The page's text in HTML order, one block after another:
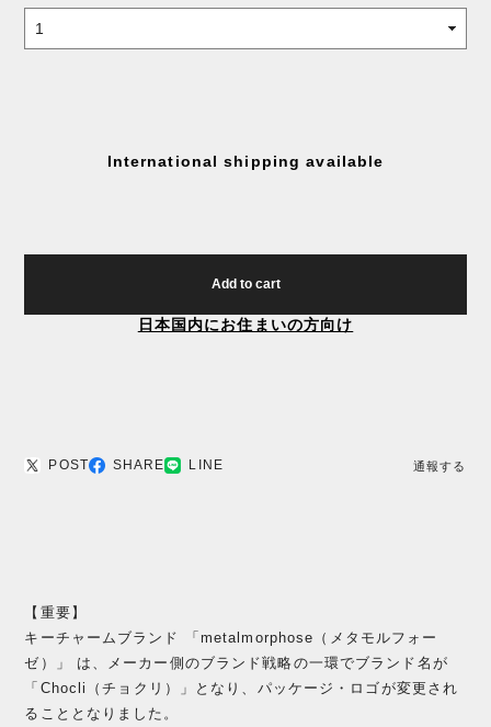
International shipping available
Add to cart
日本国内にお住まいの方向け
POST SHARE LINE 通報する
【重要】
キーチャームブランド 「metalmorphose（メタモルフォー
ゼ）」 は、メーカー側のブランド戦略の一環でブランド名が
「Chocli（チョクリ）」となり、パッケージ・ロゴが変更され
ることとなりました。